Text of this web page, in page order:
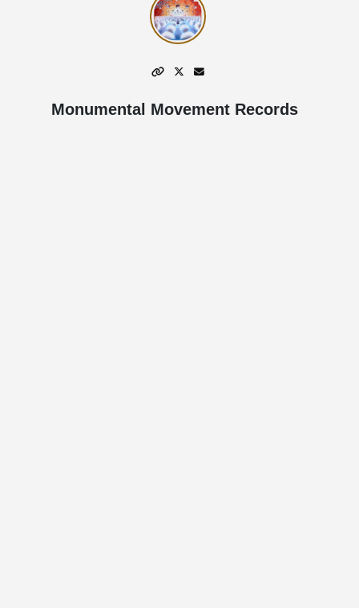
Monumental Movement Records